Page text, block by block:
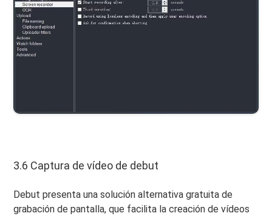
3.6 Captura de vídeo de debut
Debut presenta una solución alternativa gratuita de
grabación de pantalla, que facilita la creación de vídeos